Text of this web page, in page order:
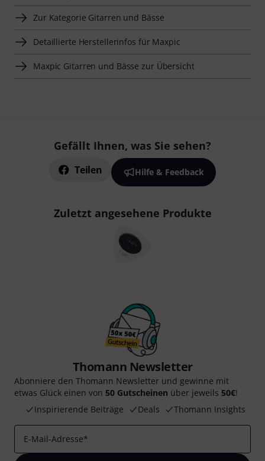
Zur Kategorie Gitarren und Bässe
Detaillierte Herstellerinfos für Maxpic
Maxpic Gitarren und Bässe zur Übersicht
Gefällt Ihnen, was Sie sehen?
Teilen Hilfe & Feedback
Zuletzt angesehene Produkte
Thomann Newsletter
Abonniere den Thomann Newsletter und gewinne mit
etwas Glück einen von 50 Gutscheinen über jeweils 50€!
Inspirierende Beiträge
Deals Thomann Insights
E-Mail-Adresse*